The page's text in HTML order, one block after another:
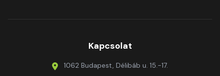
Kapcsolat
1062 Budapest, Délibáb u. 15.-17.